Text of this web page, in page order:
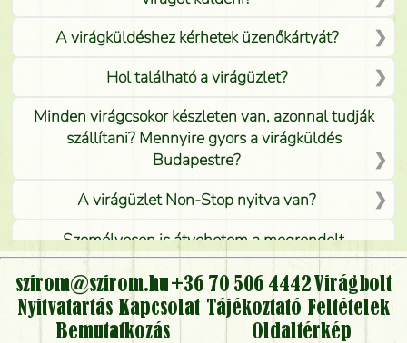
A virágküldéshez kérhetek üzenőkártyát?
Hol található a virágüzlet?
Minden virágcsokor készleten van, azonnal tudják
szállítani? Mennyire gyors a virágküldés
Budapestre?
A virágüzlet Non-Stop nyitva van?
Személyesen is átvehetem a megrendelt
virágcsokrot, vagy csak virágküldéssel, kiszállítással
kérhető?
Vidékre is lehet rendelni?
szirom@szirom.hu+36 70 506 4442Virágbolt
Nyitvatartás Kapcsolat Tájékoztató Feltételek
Bemutatkozás
Oldaltérkép